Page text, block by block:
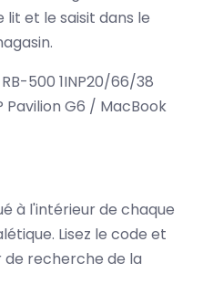
lit et le saisit dans le
500 1INP20/66/38
Pavilion G6 / MacBook
à l'intérieur de chaque
Lisez le code et
de recherche de la